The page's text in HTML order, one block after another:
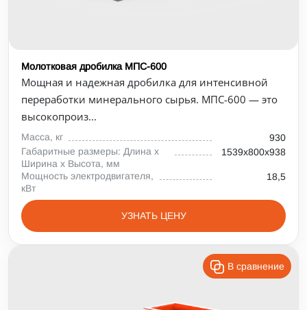
Молотковая дробилка МПС-600
Мощная и надежная дробилка для интенсивной
переработки минерального сырья. МПС-600 — это
высокопроиз...
Масса, кг
930
Габаритные размеры: Длина х
Ширина х Высота, мм
1539х800х938
Мощность электродвигателя,
кВт
18,5
УЗНАТЬ ЦЕНУ
В сравнение